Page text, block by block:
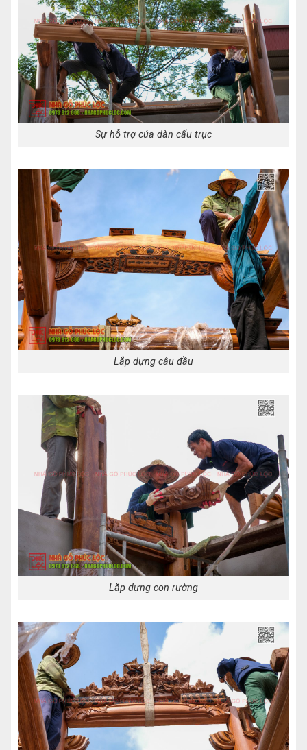
Sự hỗ trợ của dàn cẩu trục
Lắp dựng câu đầu
Lắp dựng con rường